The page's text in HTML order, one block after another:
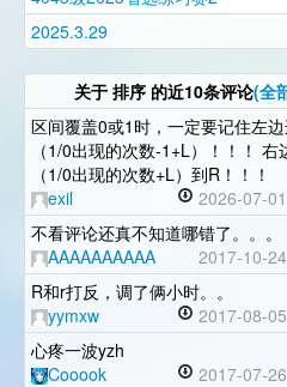
2025.3.29
关于 排序 的近10条评论(全
区间覆盖0或1时，一定要记住左
（1/0出现的次数-1+L）！！！ 右
（1/0出现的次数+L）到R！！！
exil
2026-07-
不看评论还真不知道哪错了。。。
AAAAAAAAAA
2017-10-
R和r打反，调了俩小时。。
yymxw
2017-08-
心疼一波yzh
Cooook
2017-07-